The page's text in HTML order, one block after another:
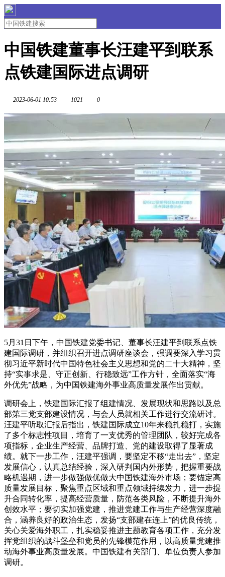
中国铁建董事长汪建平到联系
点铁建国际进点调研
2023-06-01 10:53 1021 0
5月31日下午，中国铁建党委书记、董事长汪建平到联系点铁
建国际调研，并组织召开进点调研座谈会，强调要深入学习贯
彻习近平新时代中国特色社会主义思想和党的二十大精神，坚
持“实事求是、守正创新、行稳致远”工作方针，全面落实“海
外优先”战略，为中国铁建海外事业高质量发展作出贡献。
调研会上，铁建国际汇报了组建情况、发展现状和思路以及总
部第三党支部建设情况，与会人员就相关工作进行交流研讨。
汪建平听取汇报后指出，铁建国际成立10年来稳扎稳打，实施
了多个标志性项目，培育了一支优秀的管理团队，较好完成各
项指标，企业生产经营、品牌打造、党的建设取得了显著成
绩。就下一步工作，汪建平强调，要坚定不移“走出去”，坚定
发展信心，认真总结经验，深入研判国内外形势，把握重要战
略机遇期，进一步做强做优做大中国铁建海外市场；要锚定高
质量发展目标，聚焦重点区域和重点领域持续发力，进一步提
升合同转化率，提高经营质量，防范各类风险，不断提升海外
创效水平；要切实加强党建，推进党建工作与生产经营深度融
合，涵养良好的政治生态，发扬“支部建在连上”的优良传统，
关心关爱海外职工，扎实稳妥推进主题教育各项工作，充分发
挥党组织的战斗堡垒和党员的先锋模范作用，以高质量党建推
动海外事业高质量发展。中国铁建有关部门、单位负责人参加
调研。